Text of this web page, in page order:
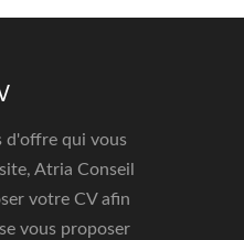
d'offre qui vous
Atria Conseil
votre CV afin
vous proposer